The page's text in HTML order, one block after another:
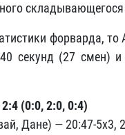
форварда,
секунд (27 смен)
(0:0, 2:0, 0:4)
Дане) — 20:47-